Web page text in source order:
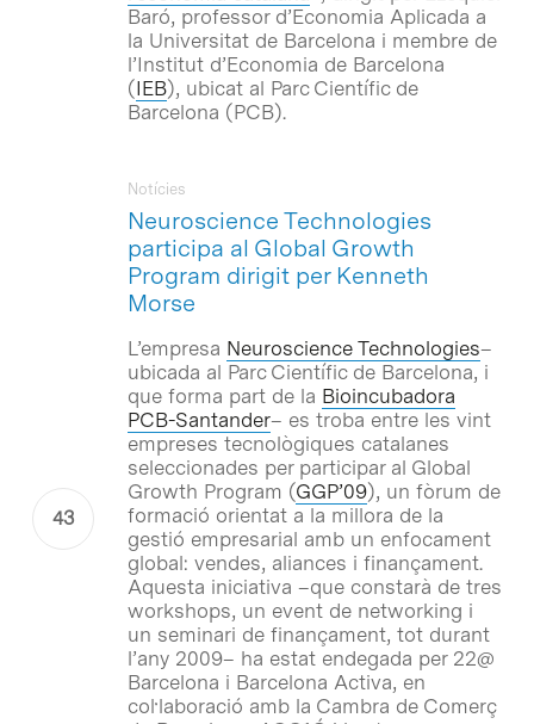
Baró, professor d’Economia Aplicada a
la Universitat de Barcelona i membre de
l’Institut d’Economia de Barcelona
(IEB), ubicat al Parc Científic de
Barcelona (PCB).
Neuroscience Technologies
participa al Global Growth
Program dirigit per Kenneth
Morse
Notícies
L’empresa Neuroscience Technologies–
ubicada al Parc Científic de Barcelona, i
que forma part de la Bioincubadora
PCB-Santander– es troba entre les vint
empreses tecnològiques catalanes
seleccionades per participar al Global
Growth Program (GGP’09), un fòrum de
formació orientat a la millora de la
gestió empresarial amb un enfocament
global: vendes, aliances i finançament.
Aquesta iniciativa –que constarà de tres
workshops, un event de networking i
un seminari de finançament, tot durant
l’any 2009– ha estat endegada per 22@
Barcelona i Barcelona Activa, en
col·laboració amb la Cambra de Comerç